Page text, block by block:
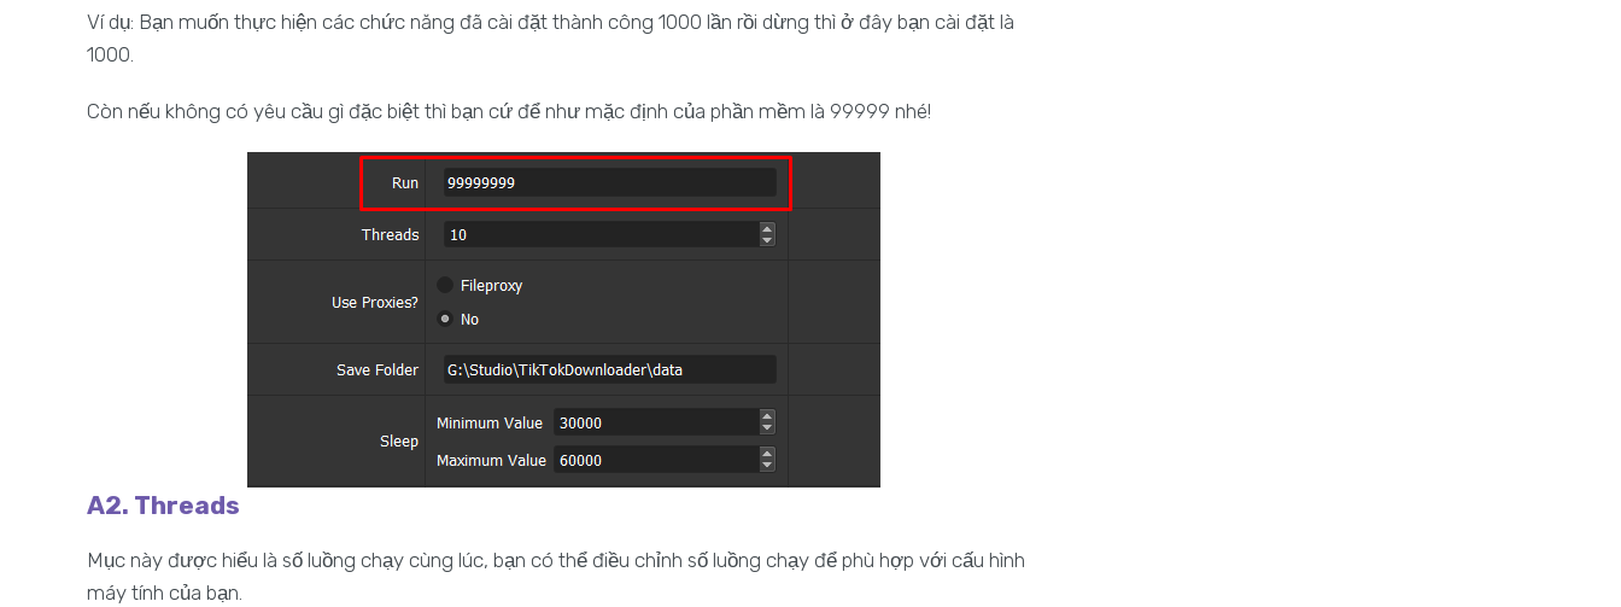
Ví dụ: Bạn muốn thực hiện các chức năng đã cài đặt thành công 1000 lần rồi dừng thì ở đây bạn cài đặt là
1000.
Còn nếu không có yêu cầu gì đặc biệt thì bạn cứ để như mặc định của phần mềm là 99999 nhé!
A2. Threads
Mục này được hiểu là số luồng chạy cùng lúc, bạn có thể điều chỉnh số luồng chạy để phù hợp với cấu hình
máy tính của bạn.